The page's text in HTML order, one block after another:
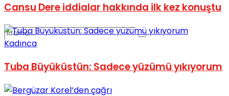
Cansu Dere iddialar hakkında ilk kez konuştu
Kadınca
Tuba Büyüküstün: Sadece yüzümü yıkıyorum